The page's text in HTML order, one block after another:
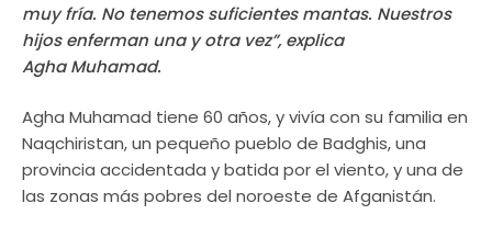
muy fría. No tenemos suficientes mantas. Nuestros
hijos enferman una y otra vez”, explica
Agha Muhamad.
Agha Muhamad tiene 60 años, y vivía con su familia en
Naqchiristan, un pequeño pueblo de Badghis, una
provincia accidentada y batida por el viento, y una de
las zonas más pobres del noroeste de Afganistán.